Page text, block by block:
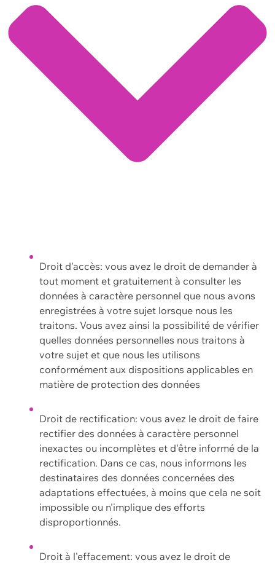
Droit d'accès: vous avez le droit de demander à
tout moment et gratuitement à consulter les
données à caractère personnel que nous avons
enregistrées à votre sujet lorsque nous les
traitons. Vous avez ainsi la possibilité de vérifier
quelles données personnelles nous traitons à
votre sujet et que nous les utilisons
conformément aux dispositions applicables en
matière de protection des données
Droit de rectification: vous avez le droit de faire
rectifier des données à caractère personnel
inexactes ou incomplètes et d'être informé de la
rectification. Dans ce cas, nous informons les
destinataires des données concernées des
adaptations effectuées, à moins que cela ne soit
impossible ou n'implique des efforts
disproportionnés.
Droit à l'effacement: vous avez le droit de